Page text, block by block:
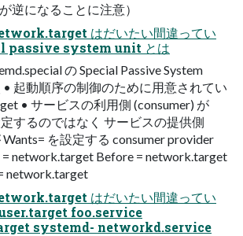
逆になることに注意）
はだいたい間違ってい
passive system unit とは
の Special Passive System
• 起動順序の制御のために用意されてい
• サービスの利用側 (consumer) が
するのではなく サービスの提供側
を設定する consumer provider
network.target Before = network.target
network.target
はだいたい間違ってい
foo.service
systemd- networkd.service